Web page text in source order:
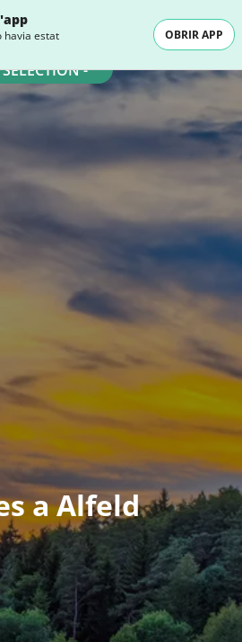
havia estat
OBRIR APP
-
a Alfeld